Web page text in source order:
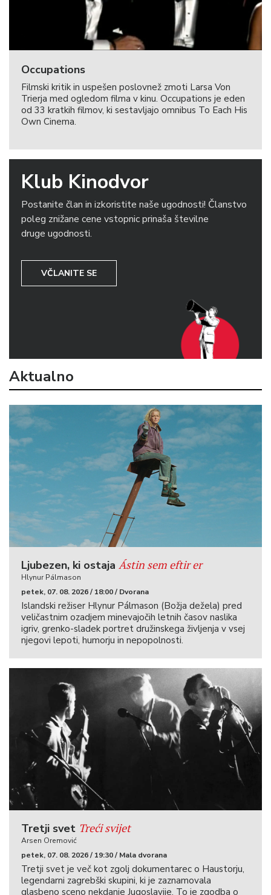
Occupations
Filmski kritik in uspešen poslovnež zmoti Larsa Von
Trierja med ogledom filma v kinu. Occupations je eden
od 33 kratkih filmov, ki sestavljajo omnibus To Each His
Own Cinema.
Klub Kinodvor
Postanite član in izkoristite naše ugodnosti! Članstvo
poleg znižane cene vstopnic prinaša številne
druge ugodnosti.
VČLANITE SE
Aktualno
Ljubezen, ki ostaja Ástin sem eftir er
Hlynur Pálmason
petek, 07. 08. 2026 / 18:00 / Dvorana
Islandski režiser Hlynur Pálmason (Božja dežela) pred
veličastnim ozadjem minevajočih letnih časov naslika
igriv, grenko-sladek portret družinskega življenja v vsej
njegovi lepoti, humorju in nepopolnosti.
Tretji svet Treći svijet
Arsen Oremović
petek, 07. 08. 2026 / 19:30 / Mala dvorana
Tretji svet je več kot zgolj dokumentarec o Haustorju,
legendarni zagrebški skupini, ki je zaznamovala
glasbeno sceno nekdanje Jugoslavije. To je zgodba o